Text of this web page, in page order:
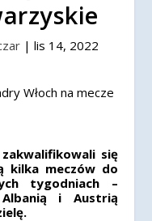
| lis 14, 2022
się
kilka meczów do
tygodniach –
i Austrią